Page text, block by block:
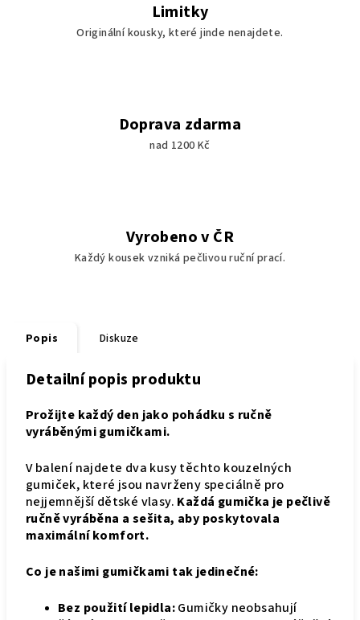
Limitky
Originální kousky, které jinde nenajdete.
Doprava zdarma
nad 1200 Kč
Vyrobeno v ČR
Každý kousek vzniká pečlivou ruční prací.
Popis Diskuze
Detailní popis produktu
Prožijte každý den jako pohádku s ručně
vyráběnými gumičkami.
V balení najdete dva kusy těchto kouzelných
gumiček, které jsou navrženy speciálně pro
nejjemnější dětské vlasy. Každá gumička je pečlivě
ručně vyráběna a sešita, aby poskytovala
maximální komfort.
Co je našimi gumičkami tak jedinečné:
Bez použití lepidla:Gumičky neobsahují